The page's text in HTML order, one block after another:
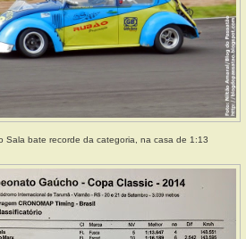
Sala bate recorde da categoria, na casa de 1:13